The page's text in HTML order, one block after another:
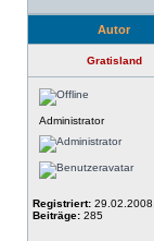
Autor
Gratisland
Administrator
Registriert:
Beiträge: 285